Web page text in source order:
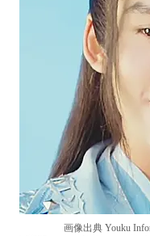
画像出典 Youku